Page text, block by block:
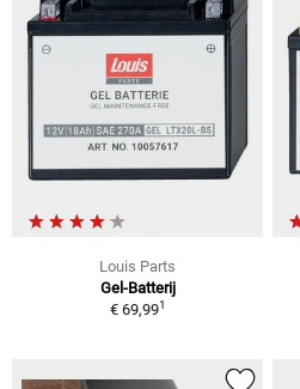
Louis Parts
Gel-Batterij
€ 69,991